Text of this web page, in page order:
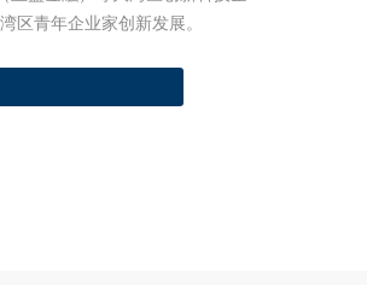
区青年企业家创新发展。